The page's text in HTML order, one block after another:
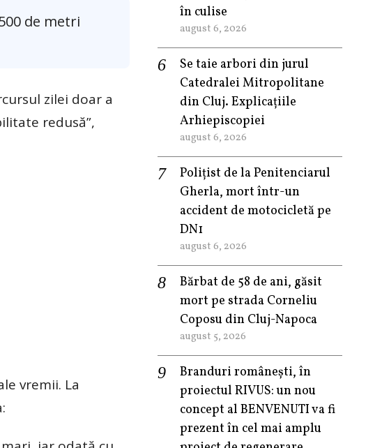
de metri
zilei doar a
redusă”,
vremii. La
în culise
august 6, 2026
Se taie arbori din jurul
Catedralei Mitropolitane
din Cluj. Explicațiile
Arhiepiscopiei
august 6, 2026
Polițist de la Penitenciarul
Gherla, mort într-un
accident de motocicletă pe
DN1
august 6, 2026
Bărbat de 58 de ani, găsit
mort pe strada Corneliu
Coposu din Cluj-Napoca
august 5, 2026
Branduri românești, în
proiectul RIVUS: un nou
concept al BENVENUTI va fi
prezent în cel mai amplu